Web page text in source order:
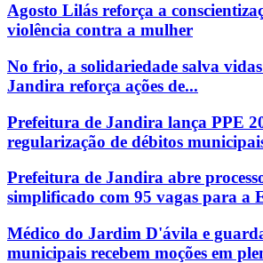
Agosto Lilás reforça a
violência contra a mulher
No frio, a solidariedade salva
Jandira reforça ações de...
Prefeitura de Jandira lança PPE
regularização de débitos
Prefeitura de Jandira abre
simplificado com 95 vagas para a
Médico do Jardim D'ávila e
municipais recebem moções em